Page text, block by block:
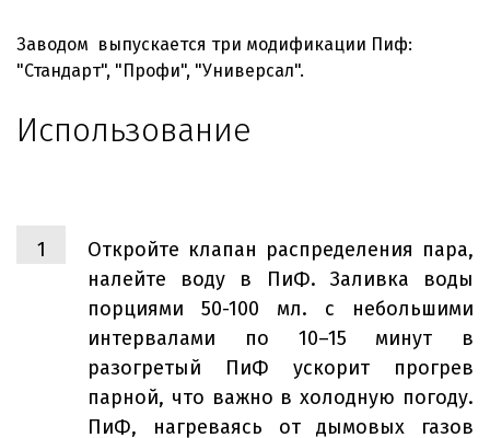
Заводом выпускается три модификации Пиф:
"Стандарт", "Профи", "Универсал".
Использование
Откройте клапан распределения пара,
налейте воду в ПиФ. Заливка воды
порциями 50-100 мл. с небольшими
интервалами по 10–15 минут в
разогретый ПиФ ускорит прогрев
парной, что важно в холодную погоду.
ПиФ, нагреваясь от дымовых газов